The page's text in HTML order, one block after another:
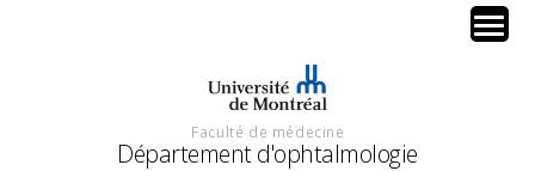
Faculté de médecine
Département d'ophtalmologie